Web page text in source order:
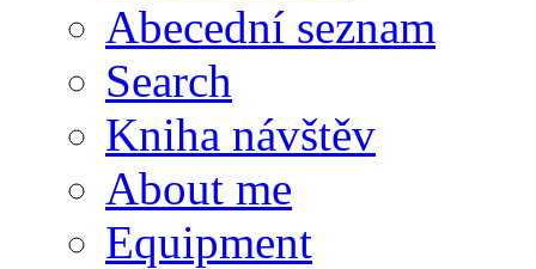
Abecední seznam
Search
Kniha návštěv
About me
Equipment